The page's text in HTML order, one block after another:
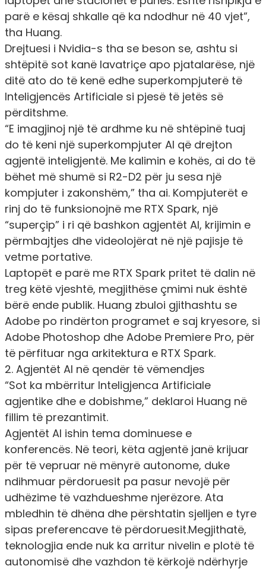
parë e kësaj shkalle që ka ndodhur në 40 vjet”,
tha Huang.
Drejtuesi i Nvidia-s tha se beson se, ashtu si
shtëpitë sot kanë lavatriçe apo pjatalarëse, një
ditë ato do të kenë edhe superkompjuterë të
Inteligjencës Artificiale si pjesë të jetës së
përditshme.
“E imagjinoj një të ardhme ku në shtëpinë tuaj
do të keni një superkompjuter AI që drejton
agjentë inteligjentë. Me kalimin e kohës, ai do të
bëhet më shumë si R2-D2 për ju sesa një
kompjuter i zakonshëm,” tha ai. Kompjuterët e
rinj do të funksionojnë me RTX Spark, një
“superçip” i ri që bashkon agjentët AI, krijimin e
përmbajtjes dhe videolojërat në një pajisje të
vetme portative.
Laptopët e parë me RTX Spark pritet të dalin në
treg këtë vjeshtë, megjithëse çmimi nuk është
bërë ende publik. Huang zbuloi gjithashtu se
Adobe po rindërton programet e saj kryesore, si
Adobe Photoshop dhe Adobe Premiere Pro, për
të përfituar nga arkitektura e RTX Spark.
2. Agjentët AI në qendër të vëmendjes
“Sot ka mbërritur Inteligjenca Artificiale
agjentike dhe e dobishme,” deklaroi Huang në
fillim të prezantimit.
Agjentët AI ishin tema dominuese e
konferencës. Në teori, këta agjentë janë krijuar
për të vepruar në mënyrë autonome, duke
ndihmuar përdoruesit pa pasur nevojë për
udhëzime të vazhdueshme njerëzore. Ata
mbledhin të dhëna dhe përshtatin sjelljen e tyre
sipas preferencave të përdoruesit.Megjithatë,
teknologjia ende nuk ka arritur nivelin e plotë të
autonomisë dhe vazhdon të kërkojë ndërhyrje